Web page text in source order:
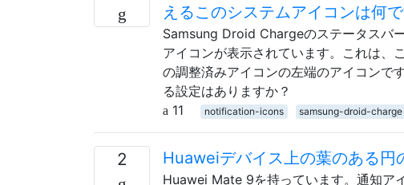
えるこのシステムアイコンは何
Samsung Droid Chargeのステータスバ
アイコンが表示されています。これは、
の調整済みアイコンの左端のアイコンで
る設定はありますか？
11
notification-icons samsung-droid-charge
2 Huaweiデバイス上の葉のある円
Huawei Mate 9を持っています。通知ア